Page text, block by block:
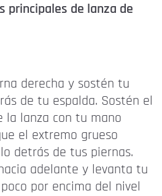
principales de lanza de
derecha y sostén tu
de tu espalda. Sostén el
la lanza con tu mano
el extremo grueso
detrás de tus piernas.
adelante y levanta tu
por encima del nivel